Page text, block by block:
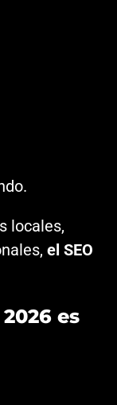
locales,
el SEO
es